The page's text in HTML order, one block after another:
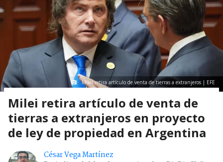
Milei retira artículo de venta de tierras a extranjeros | EFE
Milei retira artículo de venta de
tierras a extranjeros en proyecto
de ley de propiedad en Argentina
César Vega Martínez